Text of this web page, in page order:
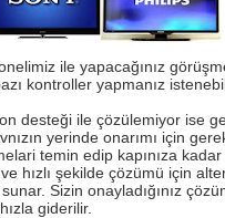
ile yapacağınız
kontroller yapmanız
desteği ile çözülemiyor ise
yerinde onarımı için
temin edip kapınıza kadar
hızlı şekilde çözümü için
Sizin onayladığınız
giderilir.